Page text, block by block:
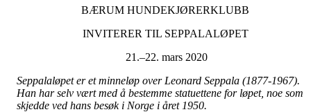
BÆRUM HUNDEKJØRERKLUBB
INVITERER TIL SEPPALALØPET
21.–22. mars 2020
Seppalaløpet er et minneløp over Leonard Seppala (1877-1967).
Han har selv vært med å bestemme statuettene for løpet, noe som
skjedde ved hans besøk i Norge i året 1950.